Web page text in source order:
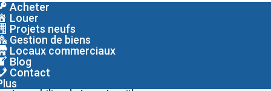
Acheter
Louer
Projets neufs
Gestion de biens
Locaux commerciaux
Blog
Contact